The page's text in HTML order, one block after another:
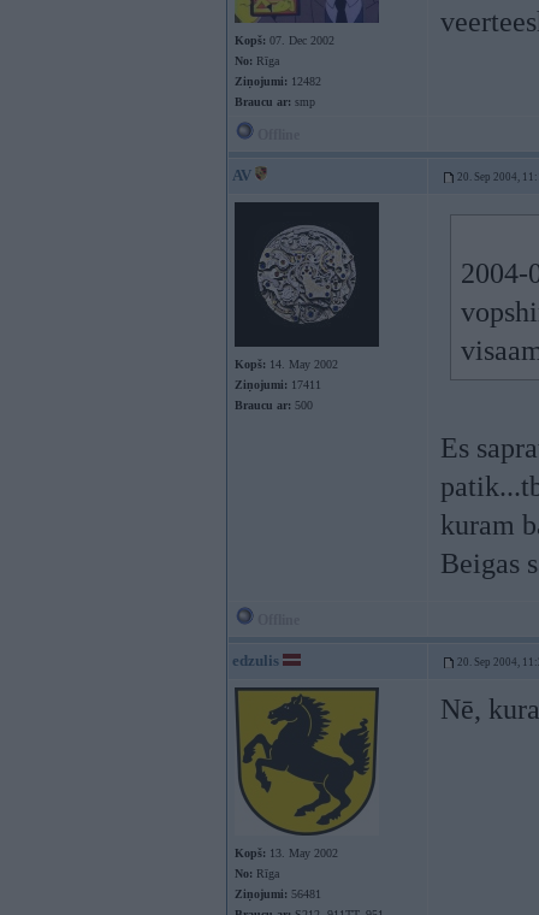
Kopš: 07. Dec 2002
No: Rīga
Ziņojumi: 12482
Braucu ar: smp
AV 20. Sep 2004,
Kopš: 14. May 2002
Ziņojumi: 17411
Braucu ar: 500
2004-
Es
kuram
Beigas
edzulis 20. Sep 2004,
Kopš: 13. May 2002
No: Rīga
Ziņojumi: 56481
Nē,